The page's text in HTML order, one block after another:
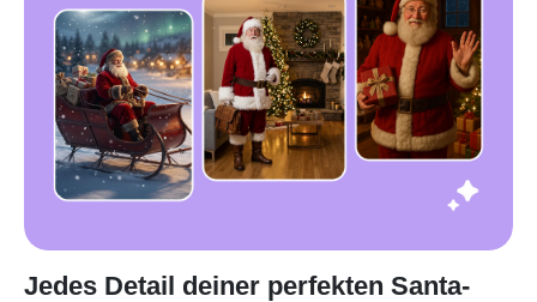
Jedes Detail deiner perfekten Santa-